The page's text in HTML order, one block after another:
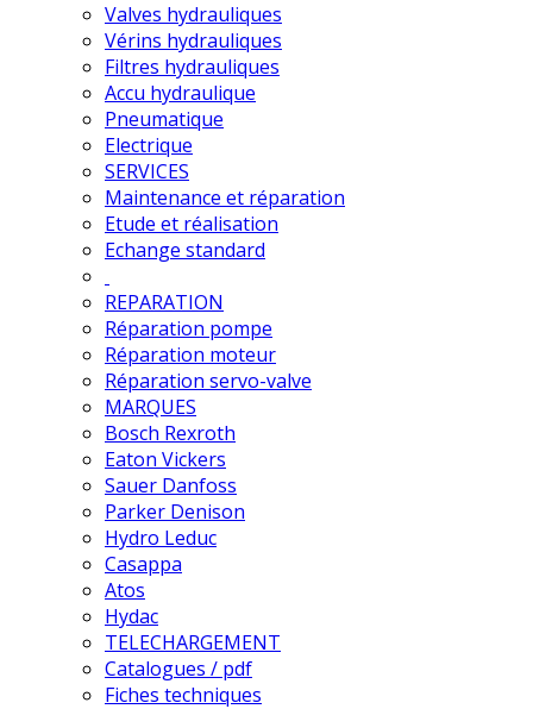
Valves hydrauliques
Vérins hydrauliques
Filtres hydrauliques
Accu hydraulique
Pneumatique
Electrique
SERVICES
Maintenance et réparation
Etude et réalisation
Echange standard
REPARATION
Réparation pompe
Réparation moteur
Réparation servo-valve
MARQUES
Bosch Rexroth
Eaton Vickers
Sauer Danfoss
Parker Denison
Hydro Leduc
Casappa
Atos
Hydac
TELECHARGEMENT
Catalogues / pdf
Fiches techniques